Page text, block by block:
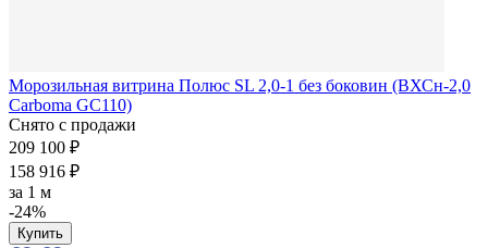
Морозильная витрина Полюс SL 2,0-1 без боковин (ВХСн-2,0
Carboma GC110)
Снято с продажи
209 100 ₽
158 916 ₽
за 1 м
-24%
Купить